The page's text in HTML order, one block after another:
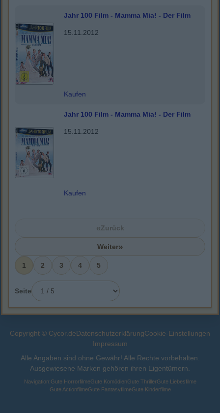
Jahr 100 Film - Mamma Mia! - Der Film
15.11.2012
Kaufen
Jahr 100 Film - Mamma Mia! - Der Film
15.11.2012
Kaufen
«Zurück
1 2 3 4 5
Weiter»
Seite
Copyright © Cycor.deDatenschutzerklärungCookie-Einstellungen
Impressum
Alle Angaben sind ohne Gewähr! Alle Rechte vorbehalten.
Ausgewiesene Marken gehören ihren Eigentümern.
Navigation:Gute HorrorfilmeGute KomödienGute ThrillerGute Liebesfilme
Gute ActionfilmeGute FantasyfilmeGute Kinderfilme